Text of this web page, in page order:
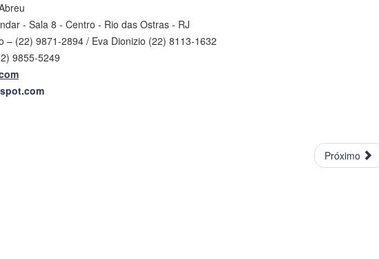
- Sala 8 - Centro - Rio das Ostras - RJ
(22) 9871-2894 / Eva Dionizio (22) 8113-1632
9855-5249
Próximo